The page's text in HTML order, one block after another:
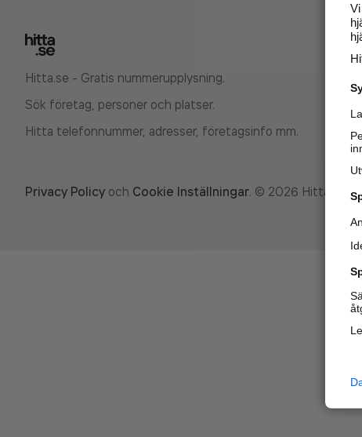
Hitta.se - Gratis nummerupplysning.
Sök företag, personer och platser.
Hitta telefonnummer, adresser, företagsinfo mm.
Privacy Policy och Cookie Inställningar. © 2026 Hitta.se